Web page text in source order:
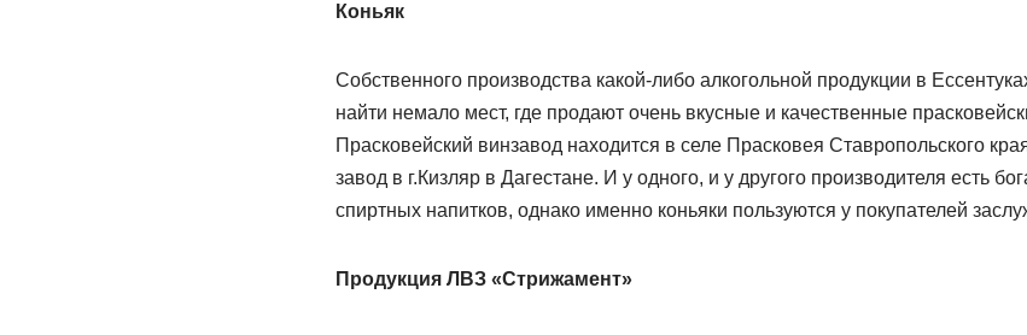
Коньяк
Собственного производства какой-либо алкогольной продукции в
найти немало мест, где продают очень вкусные и качественные
Прасковейский винзавод находится в селе Прасковея Ставропольского
завод в г.Кизляр в Дагестане. И у одного, и у другого производителя есть
спиртных напитков, однако именно коньяки пользуются у покупателей
Продукция ЛВЗ «Стрижамент»